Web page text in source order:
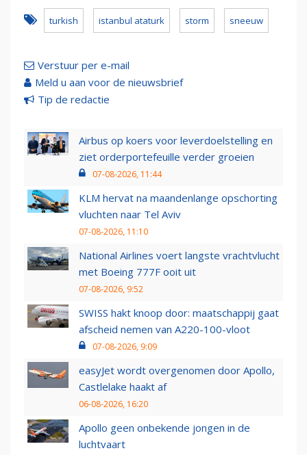
turkish istanbul ataturk storm sneeuw
Verstuur per e-mail
Meld u aan voor de nieuwsbrief
Tip de redactie
Airbus op koers voor leverdoelstelling en
ziet orderportefeuille verder groeien
07-08-2026, 11:44
KLM hervat na maandenlange opschorting
vluchten naar Tel Aviv
07-08-2026, 11:10
National Airlines voert langste vrachtvlucht
met Boeing 777F ooit uit
07-08-2026, 9:52
SWISS hakt knoop door: maatschappij gaat
afscheid nemen van A220-100-vloot
07-08-2026, 9:09
easyJet wordt overgenomen door Apollo,
Castlelake haakt af
06-08-2026, 16:20
Apollo geen onbekende jongen in de
luchtvaart